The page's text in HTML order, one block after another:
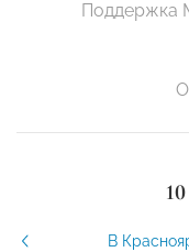
Поддержка
В